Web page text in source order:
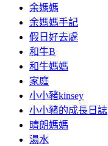
余媽媽
余媽媽手記
假日好去處
和牛B
和牛媽媽
家庭
小小豬kinsey
小小豬的成長日誌
晴朗媽媽
湯水